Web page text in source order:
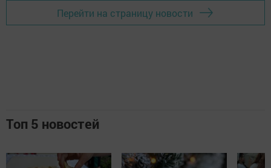
Перейти на страницу новости
Топ 5 новостей